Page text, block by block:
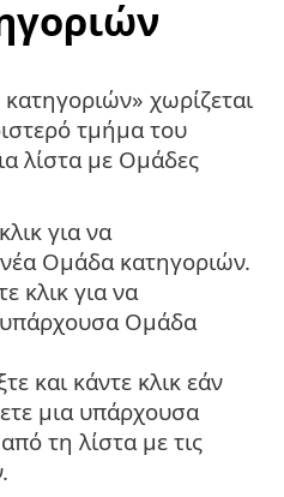
χωρίζεται
τμήμα του
λίστα με Ομάδες
για να
Ομάδα κατηγοριών.
κλικ για να
υπάρχουσα Ομάδα
και κάντε κλικ εάν
μια υπάρχουσα
τη λίστα με τις